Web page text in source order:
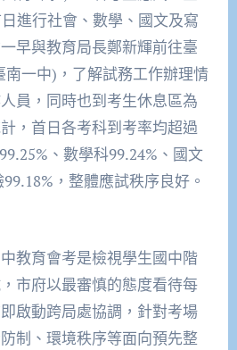
進行社會、數學、國文及寫
早與教育局長鄭新輝前往臺
一中)，了解試務工作辦理情
員，同時也到考生休息區為
，首日各考科到考率均超過
、數學科99.24%、國文
，整體應試秩序良好。
教育會考是檢視學生國中階
市府以最審慎的態度看待每
啟動跨局處協調，針對考場
制、環境秩序等面向預先整